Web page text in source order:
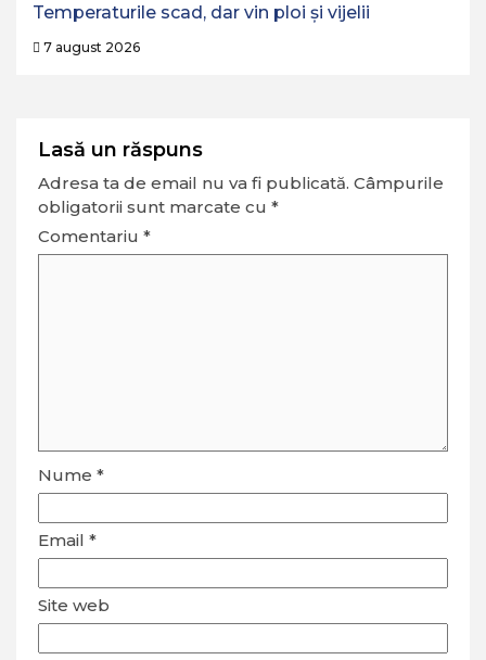
Temperaturile scad, dar vin ploi și vijelii
7 august 2026
Lasă un răspuns
Adresa ta de email nu va fi publicată. Câmpurile
obligatorii sunt marcate cu *
Comentariu *
Nume *
Email *
Site web